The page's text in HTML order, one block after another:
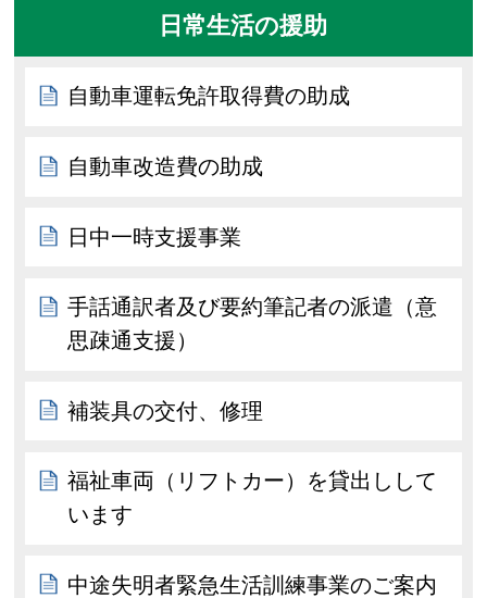
日常生活の援助
自動車運転免許取得費の助成
自動車改造費の助成
日中一時支援事業
手話通訳者及び要約筆記者の派遣（意
思疎通支援）
補装具の交付、修理
福祉車両（リフトカー）を貸出しして
います
中途失明者緊急生活訓練事業のご案内